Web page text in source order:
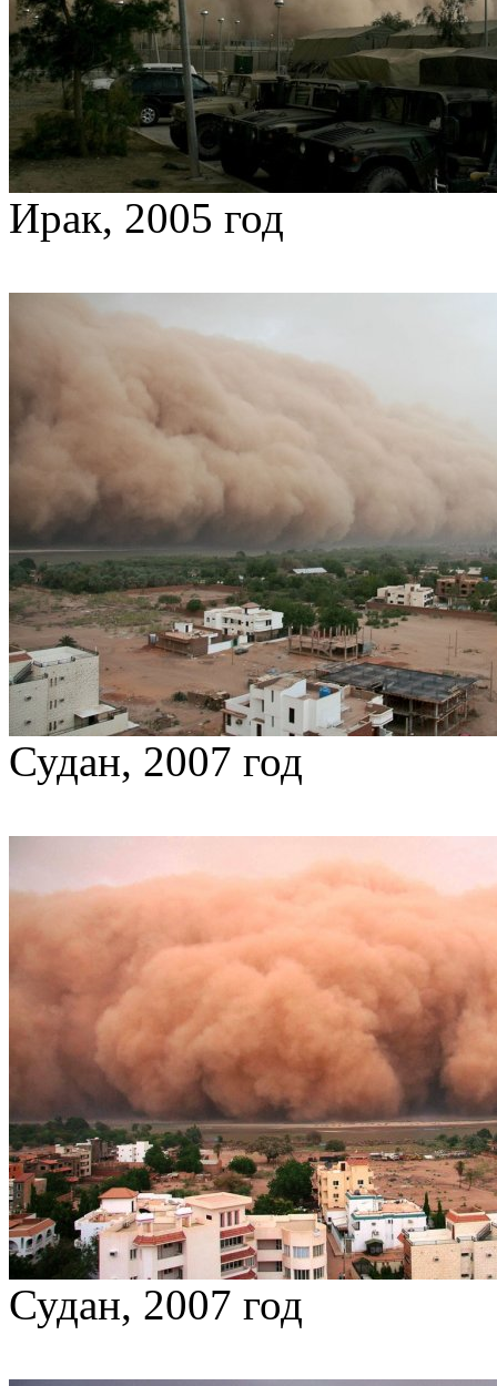
Ирак, 2005 год
Судан, 2007 год
Судан, 2007 год